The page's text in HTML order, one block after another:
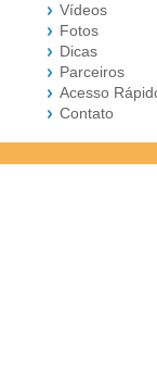
Vídeos
Fotos
Dicas
Parceiros
Acesso
Contato